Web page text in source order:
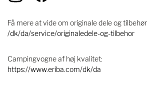
Få mere at vide om originale dele og
/dk/da/service/originaledele-og-tilbehor
Campingvogne af høj kvalitet:
https://www.eriba.com/dk/da